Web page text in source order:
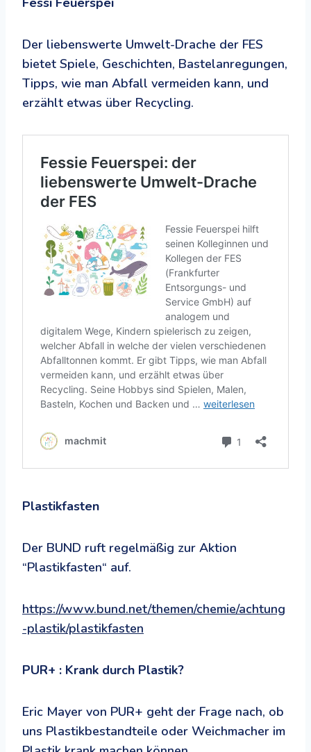
Der liebenswerte Umwelt-Drache der FES
bietet Spiele, Geschichten, Bastelanregungen,
Tipps, wie man Abfall vermeiden kann, und
erzählt etwas über Recycling.
Plastikfasten
Der BUND ruft regelmäßig zur Aktion
“Plastikfasten“ auf.
https://www.bund.net/themen/chemie/achtung
-plastik/plastikfasten
PUR+ : Krank durch Plastik?
Eric Mayer von PUR+ geht der Frage nach, ob
uns Plastikbestandteile oder Weichmacher im